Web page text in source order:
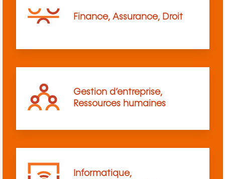
Finance, Assurance, Droit
Gestion d’entreprise,
Ressources humaines
Informatique,